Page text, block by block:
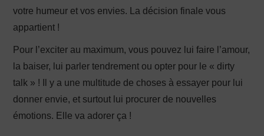
votre humeur et vos envies. La décision finale vous
appartient !
Pour l’exciter au maximum, vous pouvez lui faire l’amour,
la baiser, lui parler tendrement ou opter pour le « dirty
talk » ! Il y a une multitude de choses à essayer pour lui
donner envie, et surtout lui procurer de nouvelles
émotions. Elle va adorer ça !